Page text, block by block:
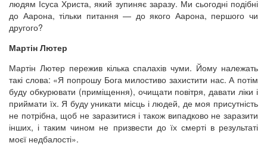
людям Ісуса Христа, який зупиняє заразу. Ми сьогодні подібні
до Аарона, тільки питання — до якого Аарона, першого чи
другого?
Мартін Лютер
Мартін Лютер пережив кілька спалахів чуми. Йому належать
такі слова: «Я попрошу Бога милостиво захистити нас. А потім
буду обкурювати (приміщення), очищати повітря, давати ліки і
приймати їх. Я буду уникати місць і людей, де моя присутність
не потрібна, щоб не заразитися і також випадково не заразити
інших, і таким чином не призвести до їх смерті в результаті
моєї недбалості».